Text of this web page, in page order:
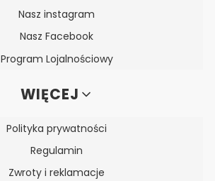
Nasz instagram
Nasz Facebook
Program Lojalnościowy
WIĘCEJ
Polityka prywatności
Regulamin
Zwroty i reklamacje